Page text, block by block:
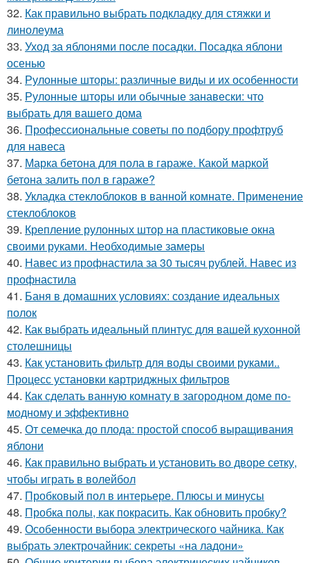
32. Как правильно выбрать подкладку для стяжки и
линолеума
33. Уход за яблонями после посадки. Посадка яблони
осенью
34. Рулонные шторы: различные виды и их особенности
35. Рулонные шторы или обычные занавески: что
выбрать для вашего дома
36. Профессиональные советы по подбору профтруб
для навеса
37. Марка бетона для пола в гараже. Какой маркой
бетона залить пол в гараже?
38. Укладка стеклоблоков в ванной комнате. Применение
стеклоблоков
39. Крепление рулонных штор на пластиковые окна
своими руками. Необходимые замеры
40. Навес из профнастила за 30 тысяч рублей. Навес из
профнастила
41. Баня в домашних условиях: создание идеальных
полок
42. Как выбрать идеальный плинтус для вашей кухонной
столешницы
43. Как установить фильтр для воды своими руками..
Процесс установки картриджных фильтров
44. Как сделать ванную комнату в загородном доме по-
модному и эффективно
45. От семечка до плода: простой способ выращивания
яблони
46. Как правильно выбрать и установить во дворе сетку,
чтобы играть в волейбол
47. Пробковый пол в интерьере. Плюсы и минусы
48. Пробка полы, как покрасить. Как обновить пробку?
49. Особенности выбора электрического чайника. Как
выбрать электрочайник: секреты «на ладони»